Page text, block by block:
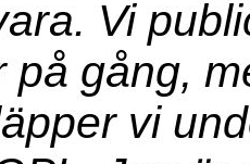
Vi
på gång,
vi